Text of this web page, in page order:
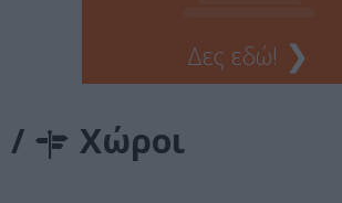
Δες εδώ! ❯
/ Χώροι